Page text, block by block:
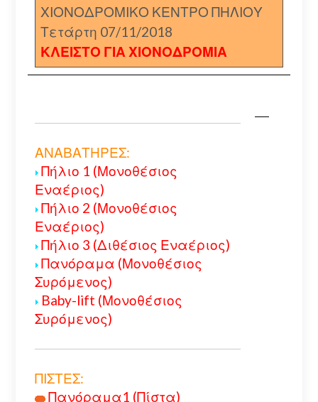
ΧΙΟΝΟΔΡΟΜΙΚΟ ΚΕΝΤΡΟ ΠΗΛΙΟΥ
Τετάρτη 07/11/2018
ΚΛΕΙΣΤΟ ΓΙΑ ΧΙΟΝΟΔΡΟΜΙΑ
ΑΝΑΒΑΤΗΡΕΣ:
Πήλιο 1 (Μονοθέσιος
Εναέριος)
Πήλιο 2 (Μονοθέσιος
Εναέριος)
Πήλιο 3 (Διθέσιος Εναέριος)
Πανόραμα (Μονοθέσιος
Συρόμενος)
Baby-lift (Μονοθέσιος
Συρόμενος)
ΠΙΣΤΕΣ:
Πανόραμα1 (Πίστα)